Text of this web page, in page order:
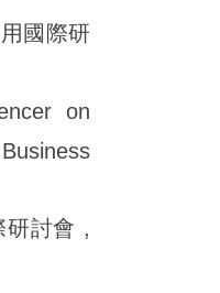
國際研
on
研討會 ,